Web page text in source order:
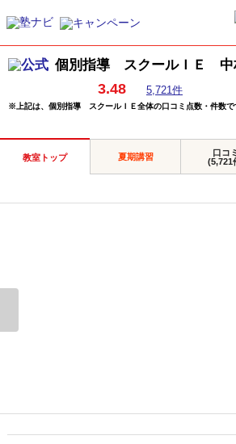
個別指導 スクールＩＥ 中
3.48 5,721件
※上記は、個別指導 スクールＩＥ全体の口コミ点数・件数で
教室トップ 夏期講習
口コミ
(5,721